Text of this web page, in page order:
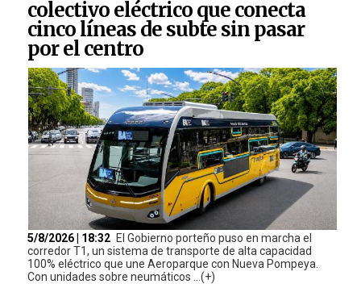
colectivo eléctrico que conecta
cinco líneas de subte sin pasar
por el centro
5/8/2026 | 18:32 El Gobierno porteño puso en marcha el
corredor T1, un sistema de transporte de alta capacidad
100% eléctrico que une Aeroparque con Nueva Pompeya.
Con unidades sobre neumáticos ...(+)